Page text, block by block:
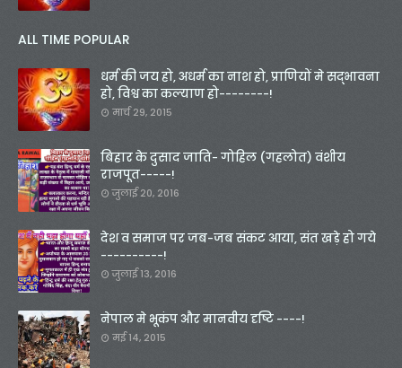
ALL TIME POPULAR
धर्म की जय हो, अधर्म का नाश हो, प्राणियों मे सद्भावना
हो, विश्व का कल्याण हो--------!
मार्च 29, 2015
बिहार के दुसाद जाति- गोहिल (गहलोत) वंशीय
राजपूत-----!
जुलाई 20, 2016
देश व समाज पर जब-जब संकट आया, संत खड़े हो गये
----------!
जुलाई 13, 2016
नेपाल मे भूकंप और मानवीय दृष्टि ----!
मई 14, 2015